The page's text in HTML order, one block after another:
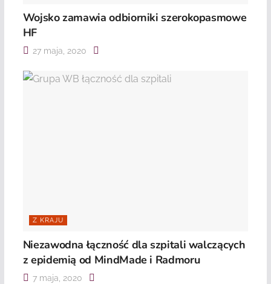
Wojsko zamawia odbiorniki szerokopasmowe
HF
27 maja, 2020
Z KRAJU
Niezawodna łączność dla szpitali walczących
z epidemią od MindMade i Radmoru
7 maja, 2020